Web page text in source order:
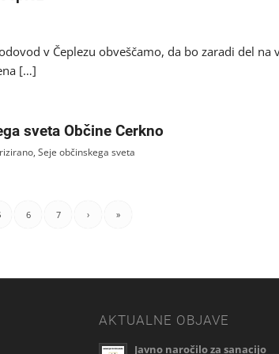
v Čeplezu obveščamo, da bo zaradi del
[…]
sveta Občine Cerkno
, Seje občinskega sveta
6 7 › »
AKTUALNE OBJAVE
Javno naročilo za sanacijo